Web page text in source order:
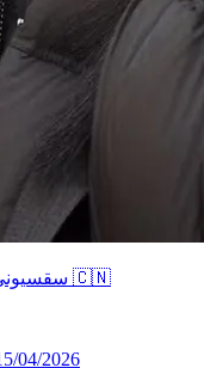
whereisemma09 - سقسيوني على الزواج في الصين 🇨🇳